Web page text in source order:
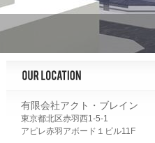
有限会社アクト・ブレイン
東京都北区赤羽西1-5-1
アピレ赤羽アボード１ビル11F